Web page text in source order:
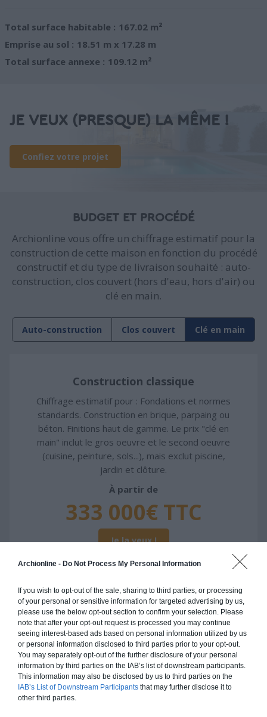
Archionline - Do Not Process My Personal Information
If you wish to opt-out of the sale, sharing to third parties, or processing
of your personal or sensitive information for targeted advertising by us,
please use the below opt-out section to confirm your selection. Please
note that after your opt-out request is processed you may continue
seeing interest-based ads based on personal information utilized by us
or personal information disclosed to third parties prior to your opt-out.
You may separately opt-out of the further disclosure of your personal
information by third parties on the IAB’s list of downstream participants.
This information may also be disclosed by us to third parties on the
IAB’s List of Downstream Participants that may further disclose it to
other third parties.
Total surface habitable : 167.02 m²
Emprise au sol : 18.51 m x 17.28 m
Total surface annexe : 109.12 m²
JE VEUX (PRESQUE) LA MÊME !
Confiez votre projet
BUDGET ET PROCÉDÉ
Archionline vous offre un chiffrage estimatif pour la
construction de cette maison en fonction du procédé
constructif et du type de livraison souhaité : auto-
construction, clos couvert (hors d'eau, hors d'air) ou
clé en main.
Auto-construction Clos couvert Clé en main
Construction classique
Chiffrage estimatif pour : Fondations et normes
standards. Construction en brique, parpaing ou
béton. Finitions haut de gamme. Le prix "clé en
main" inclut le gros oeuvre et le second oeuvre
(cuisine, peinture, sols...), mais exclut piscine,
jardin et clôture.
À partir de
333 000€ TTC
Je la veux !
Construction ossature bois
Chiffrage estimatif pour : Fondations et normes
standards. Construction en ossature bois isolé.
Finitions haut de gamme. Le prix "clé en main"
inclut le gros oeuvre et le second oeuvre (cuisine,
peinture, sols...), mais exclut piscine, jardin et